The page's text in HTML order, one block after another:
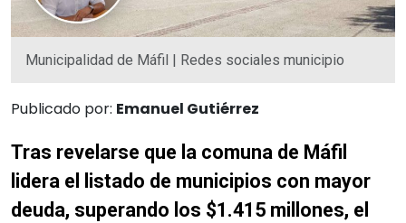
Municipalidad de Máfil | Redes sociales municipio
Publicado por: Emanuel Gutiérrez
Tras revelarse que la comuna de Máfil
lidera el listado de municipios con mayor
deuda, superando los $1.415 millones, el